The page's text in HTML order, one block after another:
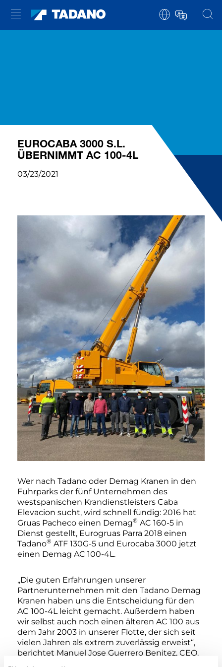
EUROCABA 3000 S.L.
ÜBERNIMMT AC 100-4L
03/23/2021
Wer nach Tadano oder Demag Kranen in den
Fuhrparks der fünf Unternehmen des
westspanischen Krandienstleisters Caba
Elevacion sucht, wird schnell fündig: 2016 hat
Gruas Pacheco einen Demag® AC 160-5 in
Dienst gestellt, Eurogruas Parra 2018 einen
Tadano® ATF 130G-5 und Eurocaba 3000 jetzt
einen Demag AC 100-4L.
„Die guten Erfahrungen unserer
Partnerunternehmen mit den Tadano Demag
Kranen haben uns die Entscheidung für den
AC 100-4L leicht gemacht. Außerdem haben
wir selbst auch noch einen älteren AC 100 aus
dem Jahr 2003 in unserer Flotte, der sich seit
vielen Jahren als extrem zuverlässig erweist“,
berichtet Manuel Jose Guerrero Benitez, CEO.